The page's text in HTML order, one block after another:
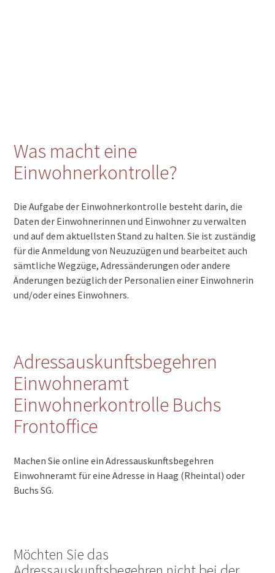
Was macht eine
Einwohnerkontrolle?
Die Aufgabe der Einwohnerkontrolle besteht darin, die
Daten der Einwohnerinnen und Einwohner zu verwalten
und auf dem aktuellsten Stand zu halten. Sie ist zuständig
für die Anmeldung von Neuzuzügen und bearbeitet auch
sämtliche Wegzüge, Adressänderungen oder andere
Änderungen bezüglich der Personalien einer Einwohnerin
und/oder eines Einwohners.
Adressauskunftsbegehren
Einwohneramt
Einwohnerkontrolle Buchs
Frontoffice
Machen Sie online ein Adressauskunftsbegehren
Einwohneramt für eine Adresse in Haag (Rheintal) oder
Buchs SG.
Möchten Sie das